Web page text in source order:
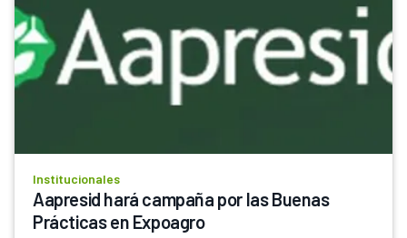
Institucionales
Aapresid hará campaña por las Buenas
Prácticas en Expoagro